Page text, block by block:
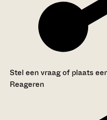
Stel een vraag of plaats
Reageren